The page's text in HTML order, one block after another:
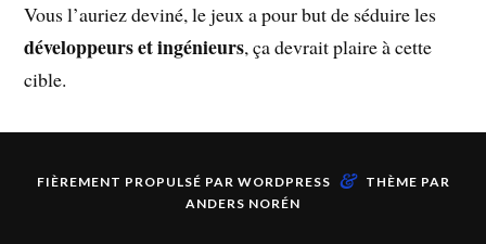
Vous l’auriez deviné, le jeux a pour but de séduire les
développeurs et ingénieurs, ça devrait plaire à cette
cible.
FIÈREMENT PROPULSÉ PAR WORDPRESS &
THÈME PAR
ANDERS NORÉN